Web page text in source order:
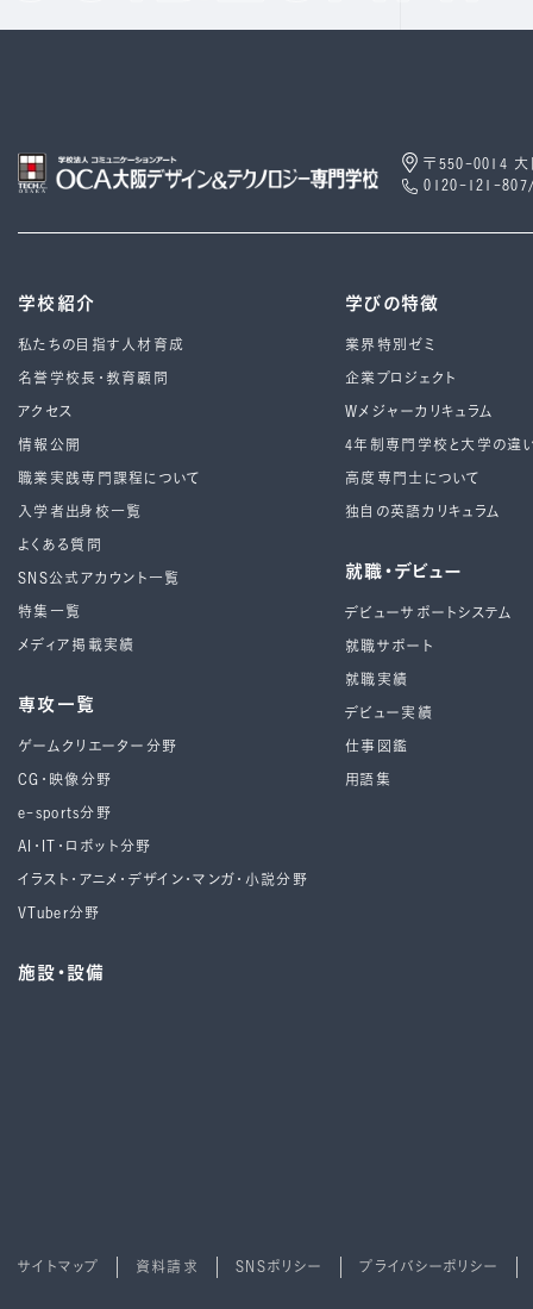
〒550-0014 大
0120-121-
学校紹介
私たちの目指す人材育成
名誉学校長・教育顧問
アクセス
情報公開
職業実践専門課程について
入学者出身校一覧
よくある質問
SNS公式アカウント一覧
特集一覧
メディア掲載実績
専攻一覧
ゲームクリエーター分野
CG・映像分野
e-sports分野
AI・IT・ロボット分野
イラスト・アニメ・デザイン・マンガ・小説分野
VTuber分野
施設・設備
学びの特徴
業界特別ゼミ
企業プロジェクト
Wメジャーカリキュラム
4年制専⾨学校と⼤学の違
高度専門士について
独自の英語カリキュラム
就職・デビュー
デビューサポートシステム
就職サポート
就職実績
デビュー実績
仕事図鑑
用語集
サイトマップ 資料請求 SNSポリシー プライバシーポリシー